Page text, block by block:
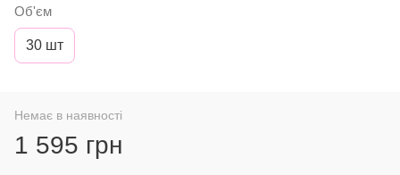
Об'єм
30 шт
Немає в наявності
1 595 грн